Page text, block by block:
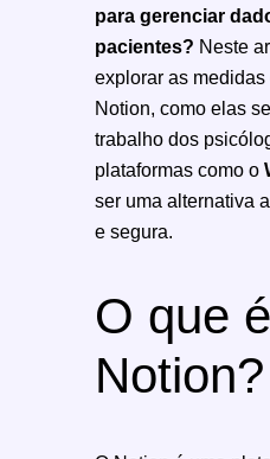
para gerenciar
pacientes? Neste
explorar as
Notion, como elas
trabalho dos
plataformas como o
ser uma alternativa
e segura.
O que
Notion?